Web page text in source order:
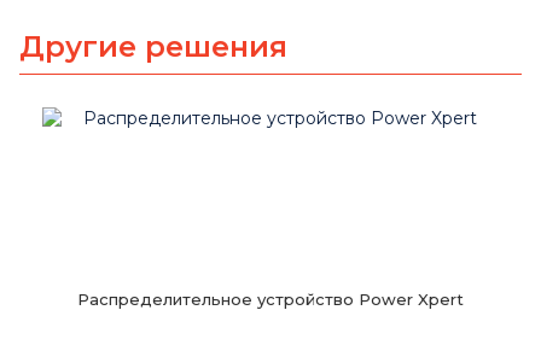
Другие решения
Распределительное устройство Power Xpert